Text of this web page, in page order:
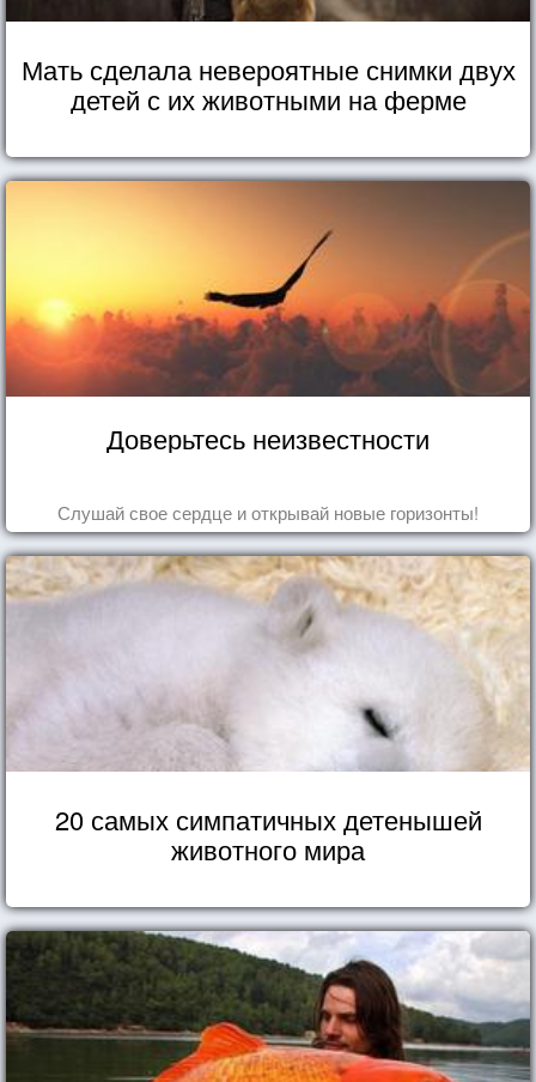
Мать сделала невероятные снимки двух
детей с их животными на ферме
Доверьтесь неизвестности
Слушай свое сердце и открывай новые горизонты!
20 самых симпатичных детенышей
животного мира